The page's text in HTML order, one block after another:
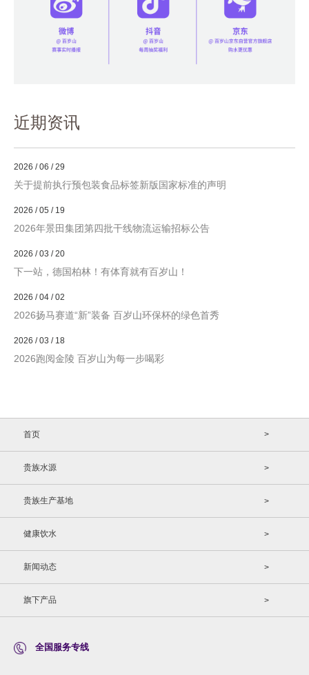
近期资讯
2026 / 06 / 29
关于提前执行预包装食品标签新版国家标准的声明
2026 / 05 / 19
2026年景田集团第四批干线物流运输招标公告
2026 / 03 / 20
下一站，德国柏林！有体育就有百岁山！
2026 / 04 / 02
2026扬马赛道“新”装备 百岁山环保杯的绿色首秀
2026 / 03 / 18
2026跑阅金陵 百岁山为每一步喝彩
首页 >
贵族水源 >
贵族生产基地 >
健康饮水 >
新闻动态 >
旗下产品 >
全国服务专线